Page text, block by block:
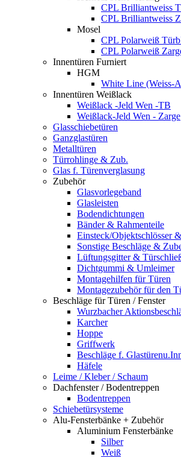
CPL Brilliantweiss
CPL Brilliantweiss
Mosel
CPL Polarweiß
CPL Polarweiß
Innentüren Furniert
HGM
White Line (Weiss-
Innentüren Weißlack
Weißlack -Jeld Wen -TB
Weißlack-Jeld Wen - Zarge
Glasschiebetüren
Ganzglastüren
Metalltüren
Türrohlinge & Zub.
Glas f. Türenverglasung
Zubehör
Glasvorlegeband
Glasleisten
Bodendichtungen
Bänder & Rahmenteile
Einsteck/Objektschlösser
Sonstige Beschläge &
Lüftungsgitter &
Dichtgummi & Umleimer
Montagehilfen für Türen
Montagezubehör für den
Beschläge für Türen / Fenster
Wurzbacher
Karcher
Hoppe
Griffwerk
Beschläge f.
Häfele
Leime / Kleber / Schaum
Dachfenster / Bodentreppen
Bodentreppen
Schiebetürsysteme
Alu-Fensterbänke + Zubehör
Aluminium Fensterbänke
Silber
Weiß